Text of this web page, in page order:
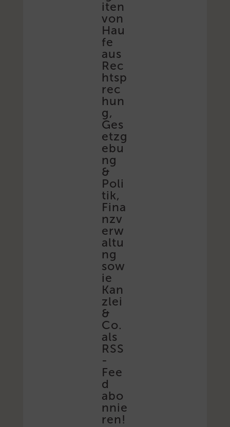
iten
von
Hau
fe
aus
Rec
htsp
rec
hun
g,
Ges
etzg
ebu
ng
&
Poli
tik,
Fina
nzv
erw
altu
ng
sow
ie
Kan
zlei
&
Co.
als
RSS
-
Fee
d
abo
nnie
ren!